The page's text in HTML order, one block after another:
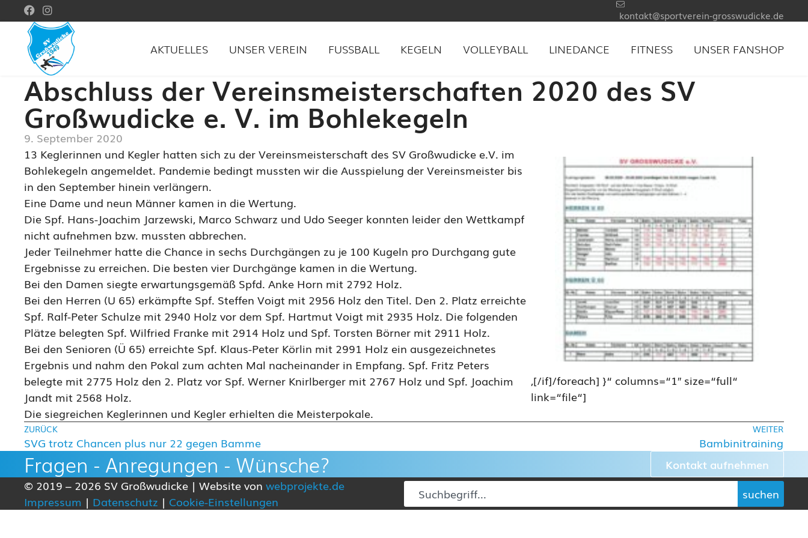
kontakt@sportverein-grosswudicke.de
AKTUELLES UNSER VEREIN FUSSBALL KEGELN VOLLEYBALL LINEDANCE FITNESS UNSER FANSHOP
Abschluss der Vereinsmeisterschaften 2020 des SV
Großwudicke e. V. im Bohlekegeln
9. September 2020
13 Keglerinnen und Kegler hatten sich zu der Vereinsmeisterschaft des SV Großwudicke e.V. im
Bohlekegeln angemeldet. Pandemie bedingt mussten wir die Ausspielung der Vereinsmeister bis
in den September hinein verlängern.
Eine Dame und neun Männer kamen in die Wertung.
Die Spf. Hans-Joachim Jarzewski, Marco Schwarz und Udo Seeger konnten leider den Wettkampf
nicht aufnehmen bzw. mussten abbrechen.
Jeder Teilnehmer hatte die Chance in sechs Durchgängen zu je 100 Kugeln pro Durchgang gute
Ergebnisse zu erreichen. Die besten vier Durchgänge kamen in die Wertung.
Bei den Damen siegte erwartungsgemäß Spfd. Anke Horn mit 2792 Holz.
Bei den Herren (U 65) erkämpfte Spf. Steffen Voigt mit 2956 Holz den Titel. Den 2. Platz erreichte
Spf. Ralf-Peter Schulze mit 2940 Holz vor dem Spf. Hartmut Voigt mit 2935 Holz. Die folgenden
Plätze belegten Spf. Wilfried Franke mit 2914 Holz und Spf. Torsten Börner mit 2911 Holz.
Bei den Senioren (Ü 65) erreichte Spf. Klaus-Peter Körlin mit 2991 Holz ein ausgezeichnetes
Ergebnis und nahm den Pokal zum achten Mal nacheinander in Empfang. Spf. Fritz Peters
belegte mit 2775 Holz den 2. Platz vor Spf. Werner Knirlberger mit 2767 Holz und Spf. Joachim
Jandt mit 2568 Holz.
Die siegreichen Keglerinnen und Kegler erhielten die Meisterpokale.
,[/if]/foreach] }“ columns=“1″ size=“full“
link=“file“]
ZURÜCK
SVG trotz Chancen plus nur 22 gegen Bamme
WEITER
Bambinitraining
Fragen - Anregungen - Wünsche?
Kontakt aufnehmen
© 2019 – 2026 SV Großwudicke | Website von webprojekte.de
Impressum | Datenschutz | Cookie-Einstellungen
suchen